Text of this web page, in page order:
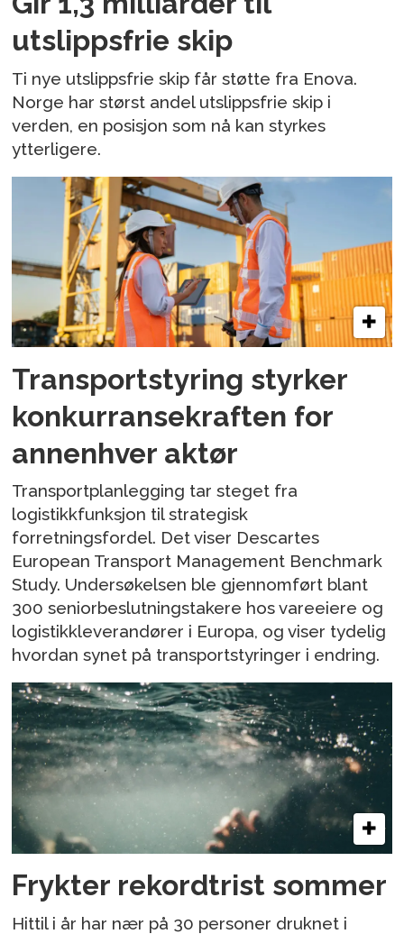
utslippsfrie skip
Ti nye utslippsfrie skip får støtte fra Enova.
Norge har størst andel utslippsfrie skip i
verden, en posisjon som nå kan styrkes
ytterligere.
Transportstyring styrker
konkurransekraften for
annenhver aktør
Transportplanlegging tar steget fra
logistikkfunksjon til strategisk
forretningsfordel. Det viser Descartes
European Transport Management Benchmark
Study. Undersøkelsen ble gjennomført blant
300 seniorbeslutningstakere hos vareeiere og
logistikkleverandører i Europa, og viser tydelig
hvordan synet på transportstyringer i endring.
Frykter rekordtrist sommer
Hittil i år har nær på 30 personer druknet i